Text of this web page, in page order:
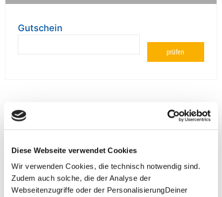
Diese Webseite verwendet Cookies
Wir verwenden Cookies, die technisch notwendig sind.
Zudem auch solche, die der Analyse der
Webseitenzugriffe oder der PersonalisierungDeiner
Gutschein
prüfen
**Halbes Doppelzimmer: Zwei gleichgeschlechtliche
reduzierten oder den gesamten Einzelzimmerzuschlag.
Finden wir eine/n Partner/in, dann erhältst Du den
Zuschlag zurück.
Unsere Reisen und Seminare sind nicht barrierefrei.